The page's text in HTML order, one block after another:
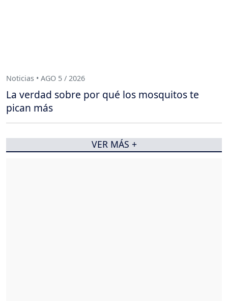
Noticias • AGO 5 / 2026
La verdad sobre por qué los mosquitos te
pican más
VER MÁS +